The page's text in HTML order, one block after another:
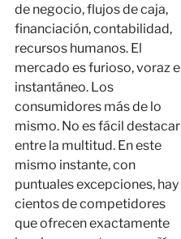
de negocio, flujos de caja,
financiación, contabilidad,
recursos humanos. El
mercado es furioso, voraz e
instantáneo. Los
consumidores más de lo
mismo. No es fácil destacar
entre la multitud. En este
mismo instante, con
puntuales excepciones, hay
cientos de competidores
que ofrecen exactamente